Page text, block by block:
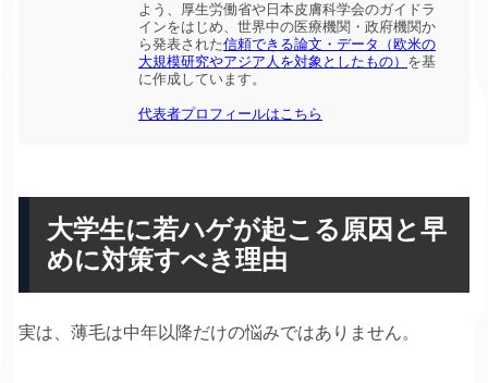
よう、厚生労働省や日本皮膚科学会のガイドラ
インをはじめ、世界中の医療機関・政府機関か
ら発表された信頼できる論文・データ（欧米の
大規模研究やアジア人を対象としたもの） を基
に作成しています。
代表者プロフィールはこちら
大学生に若ハゲが起こる原因と早
めに対策すべき理由
実は、薄毛は中年以降だけの悩みではありません。